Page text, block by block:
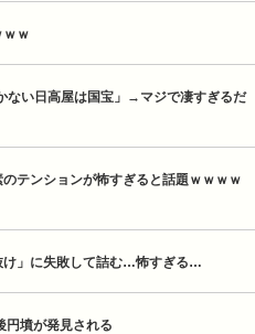
ｗｗ
ない日高屋は国宝」→マジで凄すぎるだ
テンションが怖すぎると話題ｗｗｗｗ
け」に失敗して詰む…怖すぎる…
円墳が発見される